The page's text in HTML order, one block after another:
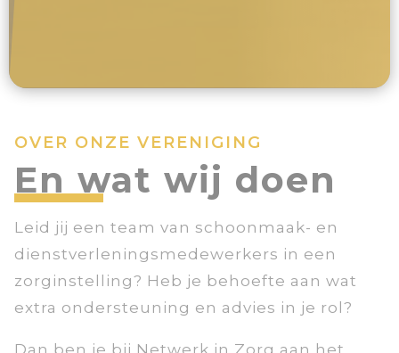
OVER ONZE VERENIGING
En wat wij doen
Leid jij een team van schoonmaak- en
dienstverleningsmedewerkers in een
zorginstelling? Heb je behoefte aan wat
extra ondersteuning en advies in je rol?
Dan ben je bij Netwerk in Zorg aan het